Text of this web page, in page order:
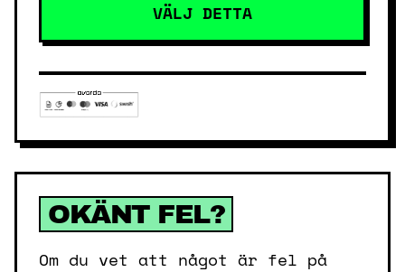
VÄLJ DETTA
OKÄNT FEL?
Om du vet att något är fel på